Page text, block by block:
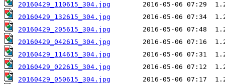
20160429_110615_304.jpg
20160429_132615_304.jpg
20160429_205615_304.jpg
20160429_042615_304.jpg
20160429_114615_304.jpg
20160429_022615_304.jpg
20160429_050615_304.jpg